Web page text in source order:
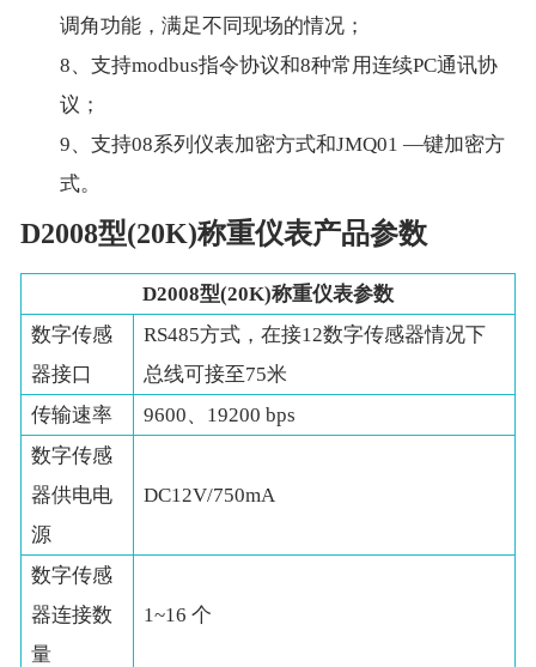
调角功能，满足不同现场的情况；
8、支持modbus指令协议和8种常用连续PC通讯协
议；
9、支持08系列仪表加密方式和JMQ01 —键加密方
式。
D2008型(20K)称重仪表产品参数
D2008型(20K)称重仪表参数
数字传感
器接口
RS485方式，在接12数字传感器情况下
总线可接至75米
传输速率
9600、19200 bps
数字传感
器供电电
源
DC12V/750mA
数字传感
器连接数
量
1~16 个